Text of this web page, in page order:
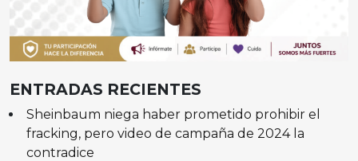
ENTRADAS RECIENTES
Sheinbaum niega haber prometido prohibir el
fracking, pero video de campaña de 2024 la
contradice